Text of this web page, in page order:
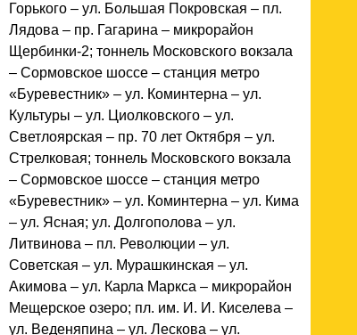
Горького – ул. Большая Покровская – пл.
Лядова – пр. Гагарина – микрорайон
Щербинки-2; тоннель Московского вокзала
– Сормовское шоссе – станция метро
«Буревестник» – ул. Коминтерна – ул.
Культуры – ул. Циолковского – ул.
Светлоярская – пр. 70 лет Октября – ул.
Стрелковая; тоннель Московского вокзала
– Сормовское шоссе – станция метро
«Буревестник» – ул. Коминтерна – ул. Кима
– ул. Ясная; ул. Долгополова – ул.
Литвинова – пл. Революции – ул.
Советская – ул. Мурашкинская – ул.
Акимова – ул. Карла Маркса – микрорайон
Мещерское озеро; пл. им. И. И. Киселева –
ул. Веденяпина – ул. Лескова – ул.